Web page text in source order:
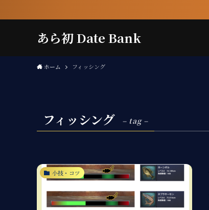
あら初 Date Bank
ホーム フィッシング
フィッシング – tag –
小技・コツ